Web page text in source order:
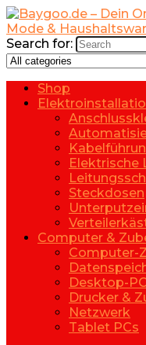
Search for:
Shop
Elektrische
Steckdosen
Computer &
Computer-
Desktop-
Drucker &
Netzwerk
Tablet PCs